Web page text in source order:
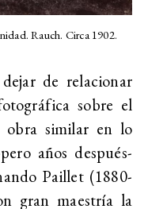
Rauch. Circa 1902.
de relacionar
sobre el
obra similar en lo
años después-
Paillet (1880-
gran maestría la